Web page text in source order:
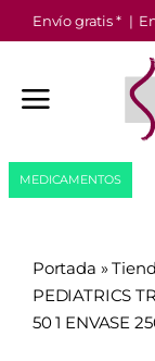
Saltar
al
Envío gratis * |
MEDICAMENTOS
Portada »
PEDIATRICS
50 1 ENVASE